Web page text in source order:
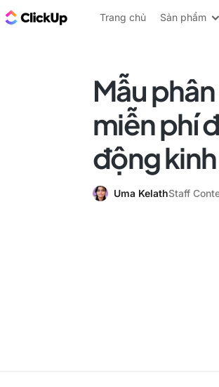
ClickUp Blog
Trang chủ Sản phẩm
Mẫu
miễn phí
động
Uma KelathStaff